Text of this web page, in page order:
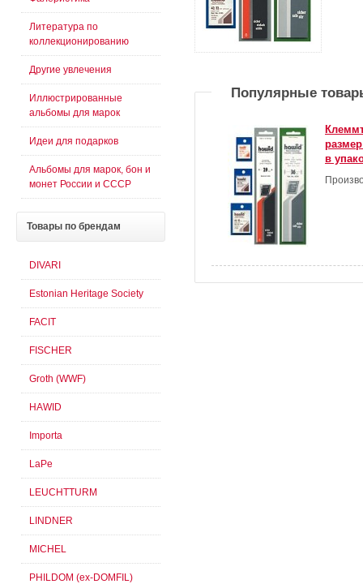
Популярные
в
Литература по
коллекционированию
Другие увлечения
Иллюстрированные
альбомы для марок
Идеи для подарков
Альбомы для марок, бон и
монет России и СССР
Товары по брендам
DIVARI
Estonian Heritage Society
FACIT
FISCHER
Groth (WWF)
HAWID
Importa
LaPe
LEUCHTTURM
LINDNER
MICHEL
PHILDOM (ex-DOMFIL)